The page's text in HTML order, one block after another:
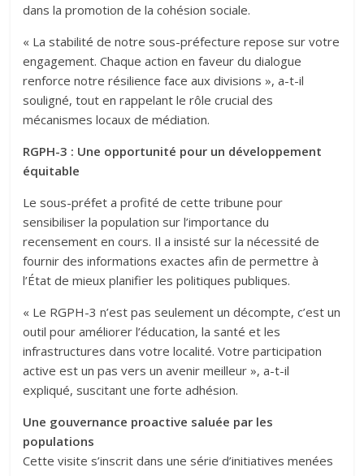
dans la promotion de la cohésion sociale.
« La stabilité de notre sous-préfecture repose sur votre
engagement. Chaque action en faveur du dialogue
renforce notre résilience face aux divisions », a-t-il
souligné, tout en rappelant le rôle crucial des
mécanismes locaux de médiation.
RGPH-3 : Une opportunité pour un développement
équitable
Le sous-préfet a profité de cette tribune pour
sensibiliser la population sur l’importance du
recensement en cours. Il a insisté sur la nécessité de
fournir des informations exactes afin de permettre à
l’État de mieux planifier les politiques publiques.
« Le RGPH-3 n’est pas seulement un décompte, c’est un
outil pour améliorer l’éducation, la santé et les
infrastructures dans votre localité. Votre participation
active est un pas vers un avenir meilleur », a-t-il
expliqué, suscitant une forte adhésion.
Une gouvernance proactive saluée par les
populations
Cette visite s’inscrit dans une série d’initiatives menées